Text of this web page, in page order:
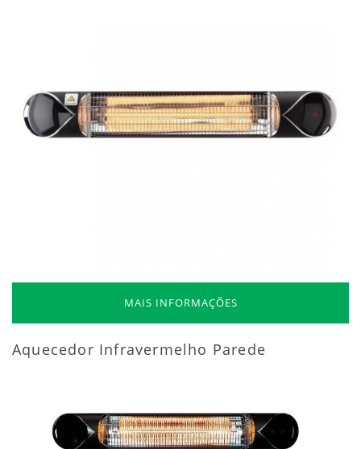
MAIS INFORMAÇÕES
Aquecedor Infravermelho Parede